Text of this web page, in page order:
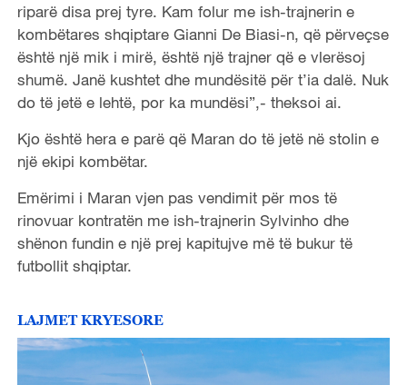
riparë disa prej tyre. Kam folur me ish-trajnerin e
kombëtares shqiptare Gianni De Biasi-n, që përveçse
është një mik i mirë, është një trajner që e vlerësoj
shumë. Janë kushtet dhe mundësitë për t’ia dalë. Nuk
do të jetë e lehtë, por ka mundësi”,- theksoi ai.
Kjo është hera e parë që Maran do të jetë në stolin e
një ekipi kombëtar.
Emërimi i Maran vjen pas vendimit për mos të
rinovuar kontratën me ish-trajnerin Sylvinho dhe
shënon fundin e një prej kapitujve më të bukur të
futbollit shqiptar.
LAJMET KRYESORE